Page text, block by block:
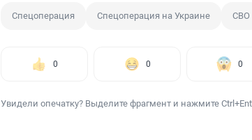
Спецоперация Спецоперация на Украине СВО
0 0 0
Увидели опечатку? Выделите фрагмент и нажмите